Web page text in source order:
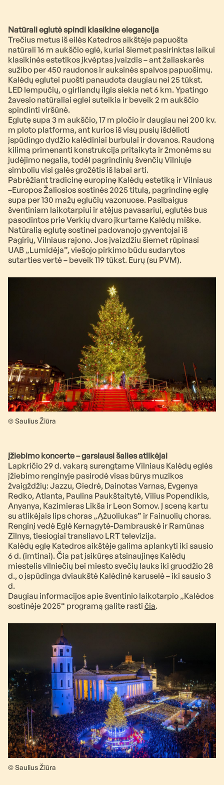
Natūrali eglutė spindi klasikine elegancija
Trečius metus iš eilės Katedros aikštėje papuošta
natūrali 16 m aukščio eglė, kuriai šiemet pasirinktas laikui
klasikinės estetikos įkvėptas įvaizdis – ant žaliaskarės
sužibo per 450 raudonos ir auksinės spalvos papuošimų.
Kalėdų eglutei puošti panaudota daugiau nei 25 tūkst.
LED lempučių, o girliandų ilgis siekia net 6 km. Ypatingo
žavesio natūraliai eglei suteikia ir beveik 2 m aukščio
spindinti viršūnė.
Eglutę supa 3 m aukščio, 17 m pločio ir daugiau nei 200 kv.
m ploto platforma, ant kurios iš visų pusių išdėlioti
įspūdingo dydžio kalėdiniai burbulai ir dovanos. Raudoną
kilimą primenanti konstrukcija pritaikyta ir žmonėms su
judėjimo negalia, todėl pagrindinių švenčių Vilniuje
simboliu visi galės grožėtis iš labai arti.
Pabrėžiant tradicinę europinę Kalėdų estetiką ir Vilniaus
–Europos Žaliosios sostinės 2025 titulą, pagrindinę eglę
supa per 130 mažų eglučių vazonuose. Pasibaigus
šventiniam laikotarpiui ir atėjus pavasariui, eglutės bus
pasodintos prie Verkių dvaro įkurtame Kalėdų miške.
Natūralią eglutę sostinei padovanojo gyventojai iš
Pagirių, Vilniaus rajono. Jos įvaizdžiu šiemet rūpinasi
UAB „Lumidėja”, viešojo pirkimo būdu sudarytos
sutarties vertė – beveik 119 tūkst. Eurų (su PVM).
© Saulius Žiūra
Įžiebimo koncerte – garsiausi šalies atlikėjai
Lapkričio 29 d. vakarą surengtame Vilniaus Kalėdų eglės
įžiebimo renginyje pasirodė visas būrys muzikos
žvaigždžių: Jazzu, Giedrė, Dainotas Varnas, Evgenya
Redko, Atlanta, Paulina Paukštaitytė, Vilius Popendikis,
Anyanya, Kazimieras Likša ir Leon Somov. Į sceną kartu
su atlikėjais lips choras „Ąžuoliukas” ir Fainuolių choras.
Renginį vedė Eglė Kernagytė-Dambrauskė ir Ramūnas
Zilnys, tiesiogiai transliavo LRT televizija.
Kalėdų eglę Katedros aikštėje galima aplankyti iki sausio
6 d. (imtinai). Čia pat įsikūręs atsinaujinęs Kalėdų
miestelis vilniečių bei miesto svečių lauks iki gruodžio 28
d., o įspūdinga dviaukštė Kalėdinė karuselė – iki sausio 3
d.
Daugiau informacijos apie šventinio laikotarpio „Kalėdos
sostinėje 2025“ programą galite rasti čia.
© Saulius Žiūra